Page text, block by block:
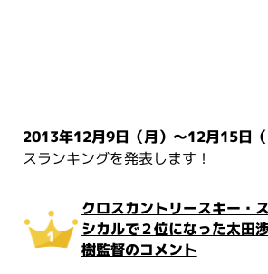
2013年12月9日（月）～12月15日（
スランキングを発表します！
クロスカントリースキー・
シカルで２位になった太田
樹監督のコメント